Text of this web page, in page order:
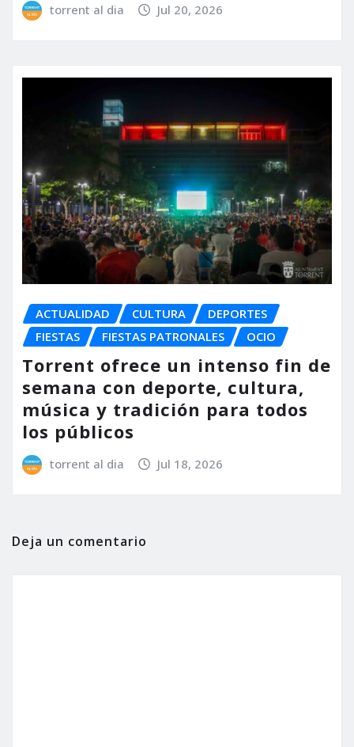
torrent al dia Jul 20, 2026
ACTUALIDAD CULTURA
DEPORTES
FIESTAS
FIESTAS PATRONALES OCIO
Torrent ofrece un intenso fin de
semana con deporte, cultura,
música y tradición para todos
los públicos
torrent al dia Jul 18, 2026
Deja un comentario